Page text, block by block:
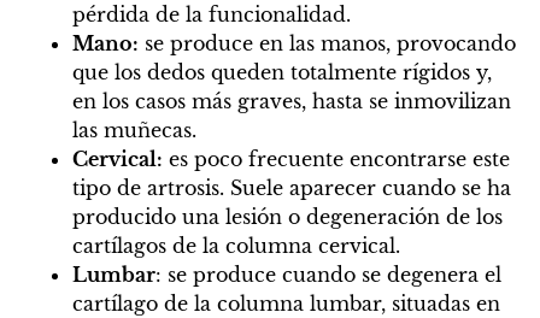
pérdida de la funcionalidad.
Mano: se produce en las manos, provocando
que los dedos queden totalmente rígidos y,
en los casos más graves, hasta se inmovilizan
las muñecas.
Cervical: es poco frecuente encontrarse este
tipo de artrosis. Suele aparecer cuando se ha
producido una lesión o degeneración de los
cartílagos de la columna cervical.
Lumbar: se produce cuando se degenera el
cartílago de la columna lumbar, situadas en